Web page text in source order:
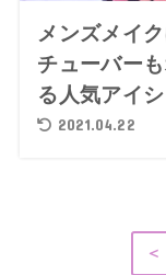
メンズメイ
チューバー
る人気アイ
2021.04.22
＜